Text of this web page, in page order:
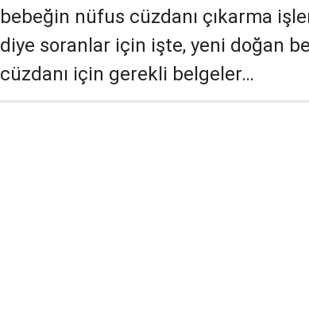
bebeğin nüfus cüzdanı çıkarma
diye soranlar için işte, yeni doğan
cüzdanı için gerekli belgeler…